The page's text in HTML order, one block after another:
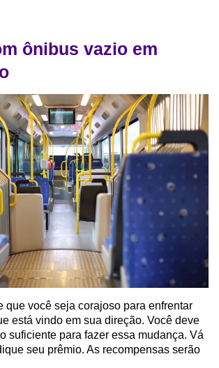
ônibus vazio em
que você seja corajoso para enfrentar
está vindo em sua direção. Você deve
suficiente para fazer essa mudança. Vá
seu prêmio. As recompensas serão